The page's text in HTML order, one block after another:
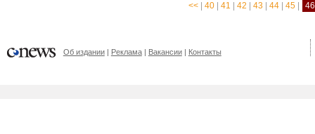
<< 40 41 42 43 44 45
Об издании Реклама Вакансии Контакты